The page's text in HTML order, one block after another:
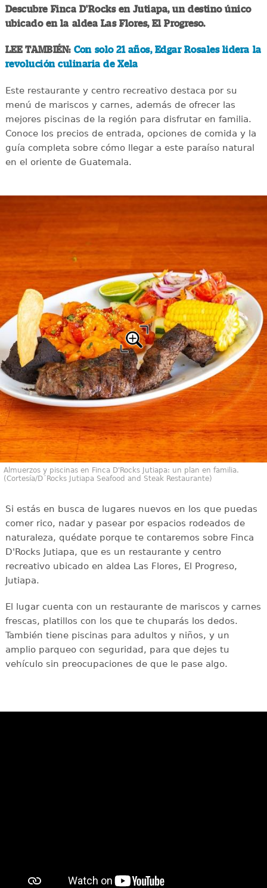
Descubre Finca D'Rocks en Jutiapa, un destino único
ubicado en la aldea Las Flores, El Progreso.
LEE TAMBIÉN: Con solo 21 años, Edgar Rosales lidera la
revolución culinaria de Xela
Este restaurante y centro recreativo destaca por su
menú de mariscos y carnes, además de ofrecer las
mejores piscinas de la región para disfrutar en familia.
Conoce los precios de entrada, opciones de comida y la
guía completa sobre cómo llegar a este paraíso natural
en el oriente de Guatemala.
Almuerzos y piscinas en Finca D'Rocks Jutiapa: un plan en familia.
(Cortesía/D´Rocks Jutiapa Seafood and Steak Restaurante)
Si estás en busca de lugares nuevos en los que puedas
comer rico, nadar y pasear por espacios rodeados de
naturaleza, quédate porque te contaremos sobre Finca
D'Rocks Jutiapa, que es un restaurante y centro
recreativo ubicado en aldea Las Flores, El Progreso,
Jutiapa.
El lugar cuenta con un restaurante de mariscos y carnes
frescas, platillos con los que te chuparás los dedos.
También tiene piscinas para adultos y niños, y un
amplio parqueo con seguridad, para que dejes tu
vehículo sin preocupaciones de que le pase algo.